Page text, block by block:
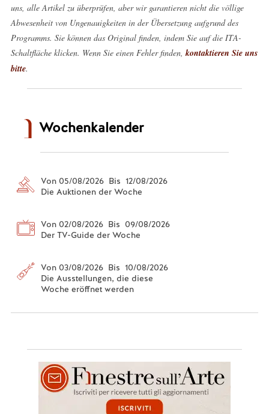
uns, alle Artikel zu überprüfen, aber wir garantieren nicht die völlige
Abwesenheit von Ungenauigkeiten in der Übersetzung aufgrund des
Programms. Sie können das Original finden, indem Sie auf die ITA-
Schaltfläche klicken. Wenn Sie einen Fehler finden, kontaktieren Sie uns
bitte.
Wochenkalender
Von 05/08/2026 Bis 12/08/2026
Die Auktionen der Woche
Von 02/08/2026 Bis 09/08/2026
Der TV-Guide der Woche
Von 03/08/2026 Bis 10/08/2026
Die Ausstellungen, die diese
Woche eröffnet werden